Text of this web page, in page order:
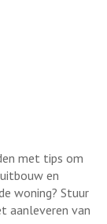
met tips om
en
woning? Stuur
aanleveren van